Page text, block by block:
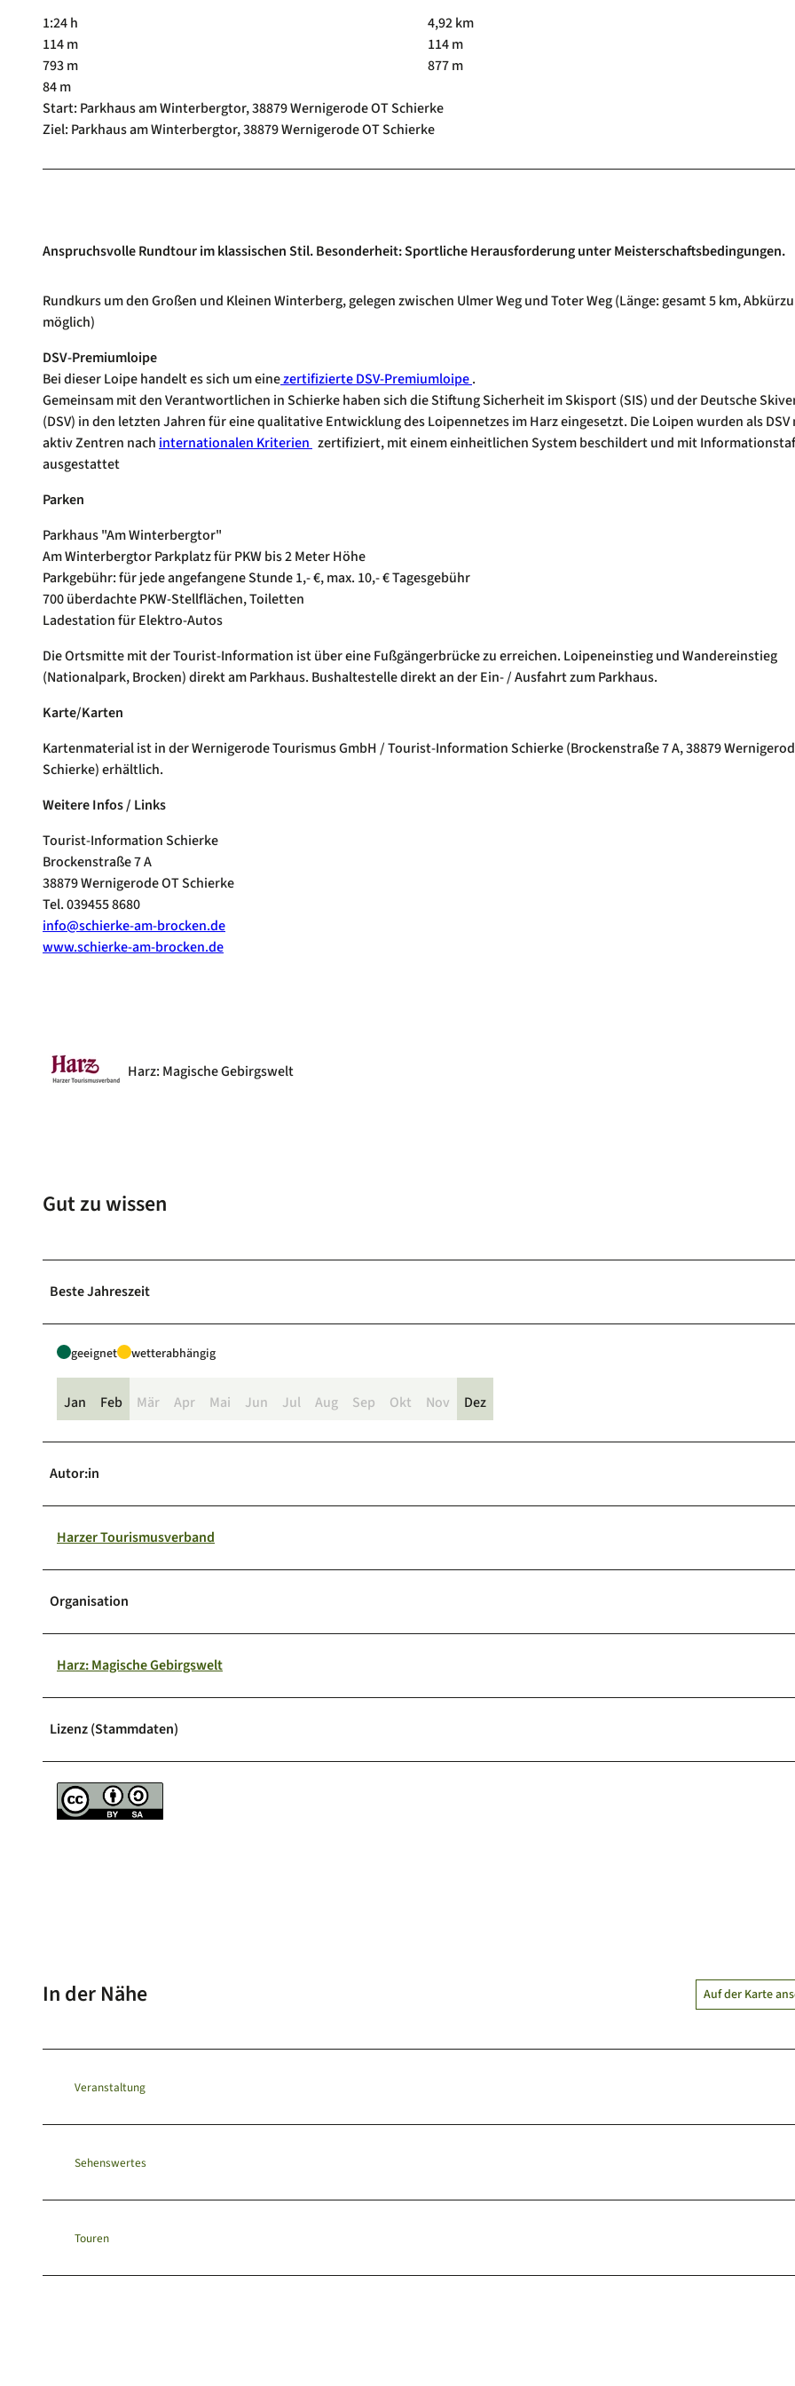
1:24 h
4,92 km
114 m
114 m
793 m
877 m
84 m
Start: Parkhaus am Winterbergtor, 38879 Wernigerode OT Schierke
Ziel: Parkhaus am Winterbergtor, 38879 Wernigerode OT Schierke
Anspruchsvolle Rundtour im klassischen Stil. Besonderheit: Sportliche Herausforderung unter Meisterschaftsbedingungen.
Rundkurs um den Großen und Kleinen Winterberg, gelegen zwischen Ulmer Weg und Toter Weg (Länge: gesamt 5 km,
möglich)
DSV-Premiumloipe
Bei dieser Loipe handelt es sich um einezertifizierte DSV-Premiumloipe.
Gemeinsam mit den Verantwortlichen in Schierke haben sich die Stiftung Sicherheit im Skisport (SIS) und der Deutsche
(DSV) in den letzten Jahren für eine qualitative Entwicklung des Loipennetzes im Harz eingesetzt. Die Loipen wurden als
aktiv Zentren nach internationalen Kriterien zertifiziert, mit einem einheitlichen System beschildert und mit
ausgestattet
Parken
Parkhaus "Am Winterbergtor"
Am Winterbergtor Parkplatz für PKW bis 2 Meter Höhe
Parkgebühr: für jede angefangene Stunde 1,- €, max. 10,- € Tagesgebühr
700 überdachte PKW-Stellflächen, Toiletten
Ladestation für Elektro-Autos
Die Ortsmitte mit der Tourist-Information ist über eine Fußgängerbrücke zu erreichen. Loipeneinstieg und Wandereinstieg
(Nationalpark, Brocken) direkt am Parkhaus. Bushaltestelle direkt an der Ein- / Ausfahrt zum Parkhaus.
Karte/Karten
Kartenmaterial ist in der Wernigerode Tourismus GmbH / Tourist-Information Schierke (Brockenstraße 7 A, 38879
Schierke) erhältlich.
Weitere Infos / Links
Tourist-Information Schierke
Brockenstraße 7 A
38879 Wernigerode OT Schierke
Tel. 039455 8680
info@schierke-am-brocken.de
www.schierke-am-brocken.de
Harz: Magische Gebirgswelt
Gut zu wissen
Beste Jahreszeit
geeignet wetterabhängig
Jan Feb Mär Apr Mai Jun Jul Aug Sep Okt Nov Dez
Autor:in
Harzer Tourismusverband
Organisation
Harz: Magische Gebirgswelt
Lizenz (Stammdaten)
In der Nähe Auf der Karte
Veranstaltung
Sehenswertes
Touren